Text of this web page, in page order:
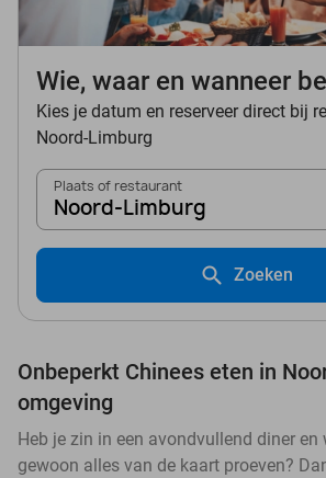
Wie, waar en wanneer
Kies je datum en reserveer direct bij
Noord-Limburg
Plaats of restaurant
Noord-Limburg
Zoeken
Onbeperkt Chinees eten in
omgeving
Heb je zin in een avondvullend diner en
gewoon alles van de kaart proeven?